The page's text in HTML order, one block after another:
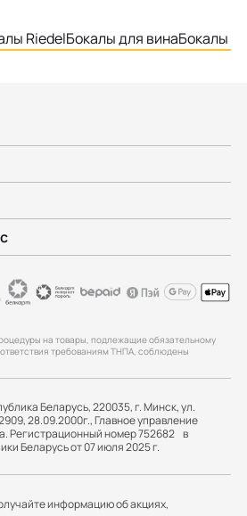
RiedelБокалы для винаБокалы
на товары, подлежащие обязательному
требованиям ТНПА, соблюдены
Беларусь, 220035, г. Минск, ул.
28.09.2000г., Главное управление
Регистрационный номер 752682 в
Беларусь от 07 июля 2025 г.
информацию об акциях,